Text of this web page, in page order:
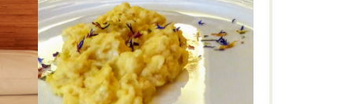
STADT
1888,Chiemgau,Frühstück Parkhotel,
regional,Restaurant,Sauna,stadthotel,
Tradition, Traunstein,Wellness